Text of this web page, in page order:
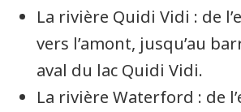
La rivière Quidi Vidi : de
vers l’amont, jusqu’au
aval du lac Quidi Vidi.
La rivière Waterford : de